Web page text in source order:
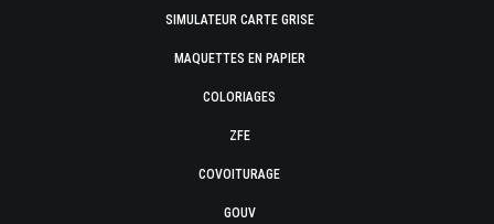
SIMULATEUR CARTE GRISE
MAQUETTES EN PAPIER
COLORIAGES
ZFE
COVOITURAGE
GOUV